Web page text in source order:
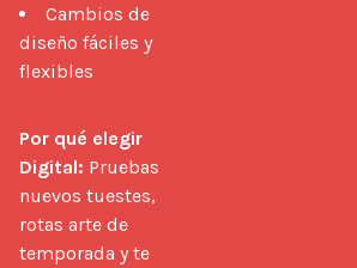
Cambios de
diseño fáciles y
flexibles
Por qué elegir
Digital: Pruebas
nuevos tuestes,
rotas arte de
temporada y te